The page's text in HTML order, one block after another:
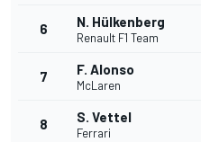
6 N. Hülkenberg
Renault F1 Team
7 F. Alonso
McLaren
8 S. Vettel
Ferrari